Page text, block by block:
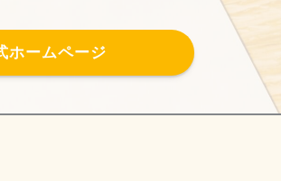
ホームページ